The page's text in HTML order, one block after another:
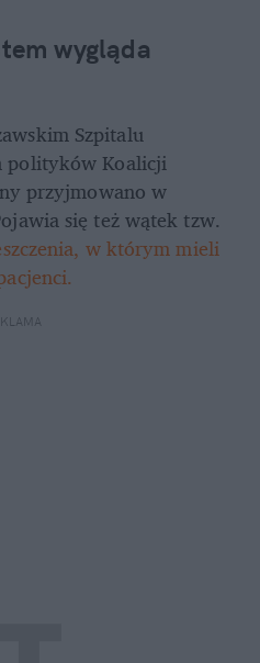
wygląda
Szpitalu
polityków Koalicji
przyjmowano w
się też wątek tzw.
w którym mieli